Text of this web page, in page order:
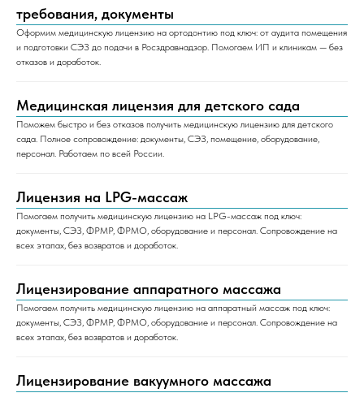
требования, документы
Оформим медицинскую лицензию на ортодонтию под ключ: от аудита помещения
и подготовки СЭЗ до подачи в Росздравнадзор. Помогаем ИП и клиникам — без
отказов и доработок.
Медицинская лицензия для детского сада
Поможем быстро и без отказов получить медицинскую лицензию для детского
сада. Полное сопровождение: документы, СЭЗ, помещение, оборудование,
персонал. Работаем по всей России.
Лицензия на LPG-массаж
Помогаем получить медицинскую лицензию на LPG-массаж под ключ:
документы, СЭЗ, ФРМР, ФРМО, оборудование и персонал. Сопровождение на
всех этапах, без возвратов и доработок.
Лицензирование аппаратного массажа
Помогаем получить медицинскую лицензию на аппаратный массаж под ключ:
документы, СЭЗ, ФРМР, ФРМО, оборудование и персонал. Сопровождение на
всех этапах, без возвратов и доработок.
Лицензирование вакуумного массажа